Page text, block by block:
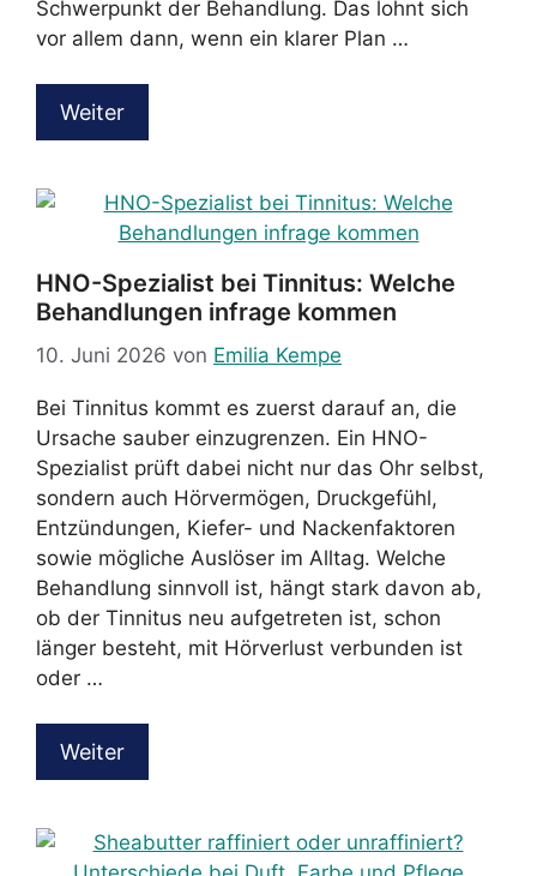
Schwerpunkt der Behandlung. Das lohnt sich
vor allem dann, wenn ein klarer Plan …
Weiter
HNO-Spezialist bei Tinnitus: Welche
Behandlungen infrage kommen
10. Juni 2026 von Emilia Kempe
Bei Tinnitus kommt es zuerst darauf an, die
Ursache sauber einzugrenzen. Ein HNO-
Spezialist prüft dabei nicht nur das Ohr selbst,
sondern auch Hörvermögen, Druckgefühl,
Entzündungen, Kiefer- und Nackenfaktoren
sowie mögliche Auslöser im Alltag. Welche
Behandlung sinnvoll ist, hängt stark davon ab,
ob der Tinnitus neu aufgetreten ist, schon
länger besteht, mit Hörverlust verbunden ist
oder …
Weiter